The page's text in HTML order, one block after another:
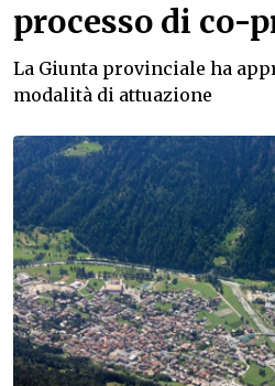
processo di co-
La Giunta provinciale ha
modalità di attuazione